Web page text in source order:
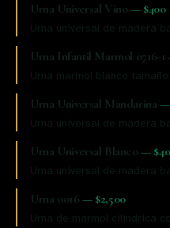
Urna Universal Vino — $400
Urna universal de madera
Urna Infantil Marmol 0716-1
Urna marmol blanco
Urna Universal Mandarina —
Urna universal de madera
Urna Universal Blanco —
Urna universal de madera
Urna 0016— $2,500
Urna de marmol cilíndrica